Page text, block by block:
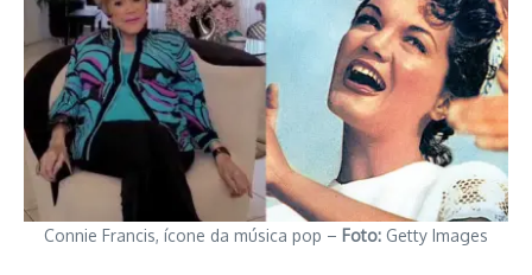
Connie Francis, ícone da música pop – Foto: Getty Images